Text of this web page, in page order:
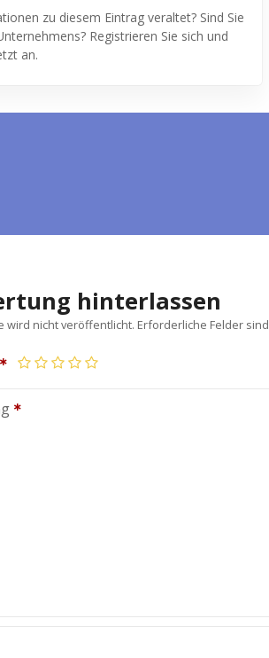
zu diesem Eintrag veraltet? Sind Sie
Registrieren Sie sich und
an.
hinterlassen
wird nicht veröffentlicht. Erforderliche Felder